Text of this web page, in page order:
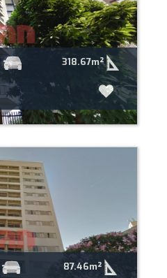
318.67m²
87.46m²